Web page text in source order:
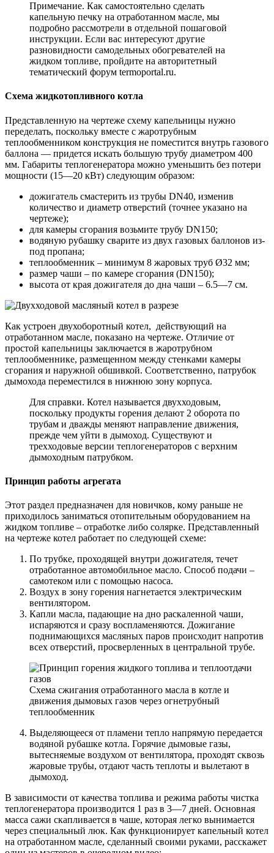
Примечание. Как самостоятельно сделать
капельную печку на отработанном масле, мы
подробно рассмотрели в отдельной пошаговой
инструкции. Если вас интересуют другие
разновидности самодельных обогревателей на
жидком топливе, пройдите на авторитетный
тематический форум termoportal.ru.
Схема жидкотопливного котла
Представленную на чертеже схему капельницы нужно
переделать, поскольку вместе с жаротрубным
теплообменником конструкция не поместится внутрь газового
баллона — придется искать большую трубу диаметром 400
мм. Габариты теплогенератора можно уменьшить без потери
мощности (15—20 кВт) следующим образом:
дожигатель смастерить из трубы DN40, изменив
количество и диаметр отверстий (точнее указано на
чертеже);
для камеры сгорания возьмите трубу DN150;
водяную рубашку сварите из двух газовых баллонов из-
под пропана;
теплообменник – минимум 8 жаровых труб Ø32 мм;
размер чаши – по камере сгорания (DN150);
высота от края дожигателя до дна чаши – 6.5—7 см.
Как устроен двухоборотный котел, действующий на
отработанном масле, показано на чертеже. Отличие от
простой капельницы заключается в жаротрубном
теплообменнике, размещенном между стенками камеры
сгорания и наружной обшивкой. Соответственно, патрубок
дымохода переместился в нижнюю зону корпуса.
Для справки. Котел называется двухходовым,
поскольку продукты горения делают 2 оборота по
трубам и дважды меняют направление движения,
прежде чем уйти в дымоход. Существуют и
трехходовые версии теплогенераторов с верхним
дымоходным патрубком.
Принцип работы агрегата
Этот раздел предназначен для новичков, кому раньше не
приходилось заниматься отопительным оборудованием на
жидком топливе – отработке либо солярке. Представленный
на чертеже котел работает по следующей схеме:
По трубке, проходящей внутри дожигателя, течет
отработанное автомобильное масло. Способ подачи –
самотеком или с помощью насоса.
Воздух в зону горения нагнетается электрическим
вентилятором.
Капли масла, падающие на дно раскаленной чаши,
испаряются и сразу воспламеняются. Дожигание
поднимающихся масляных паров происходит напротив
всех отверстий, просверленных в центральной трубе.
Схема сжигания отработанного масла в котле и
движения дымовых газов через огнетрубный
теплообменник
Выделяющееся от пламени тепло напрямую передается
водяной рубашке котла. Горячие дымовые газы,
вытесняемые воздухом от вентилятора, проходят сквозь
жаровые трубы, отдают часть теплоты и вылетают в
дымоход.
В зависимости от качества топлива и режима работы чистка
теплогенератора производится 1 раз в 3—7 дней. Основная
масса сажи скапливается в чаше, которая легко вынимается
через специальный люк. Как функционирует капельный котел
на отработанном масле, сделанный своими руками, расскажет